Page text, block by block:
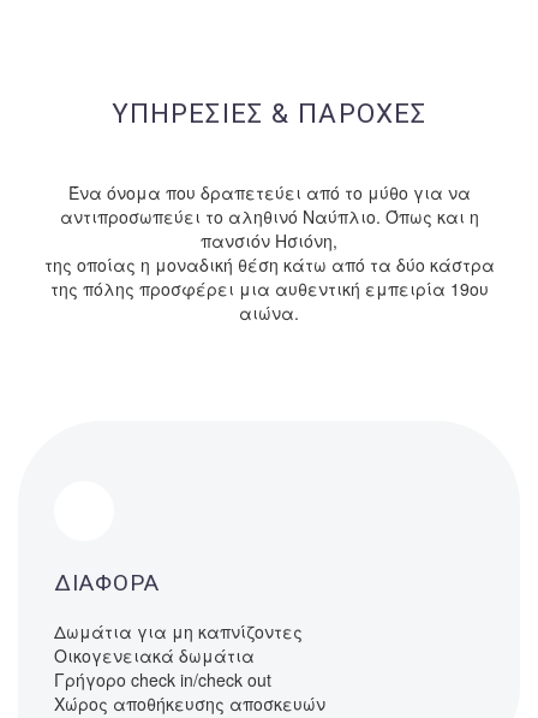
ΥΠΗΡΕΣΙΕΣ & ΠΑΡΟΧΕΣ
Ένα όνομα που δραπετεύει από το μύθο για να
αντιπροσωπεύει το αληθινό Ναύπλιο. Όπως και η
πανσιόν Ησιόνη,
της οποίας η μοναδική θέση κάτω από τα δύο κάστρα
της πόλης προσφέρει μια αυθεντική εμπειρία 19ου
αιώνα.
ΔΙΑΦΟΡΑ
Δωμάτια για μη καπνίζοντες
Οικογενειακά δωμάτια
Γρήγορο check in/check out
Χώρος αποθήκευσης αποσκευών